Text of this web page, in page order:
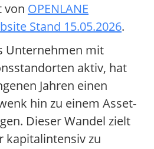
von OPENLANE
Stand 15.05.2026.
Unternehmen mit
aktiv, hat
Jahren einen
hin zu einem Asset-
Dieser Wandel zielt
kapitalintensiv zu